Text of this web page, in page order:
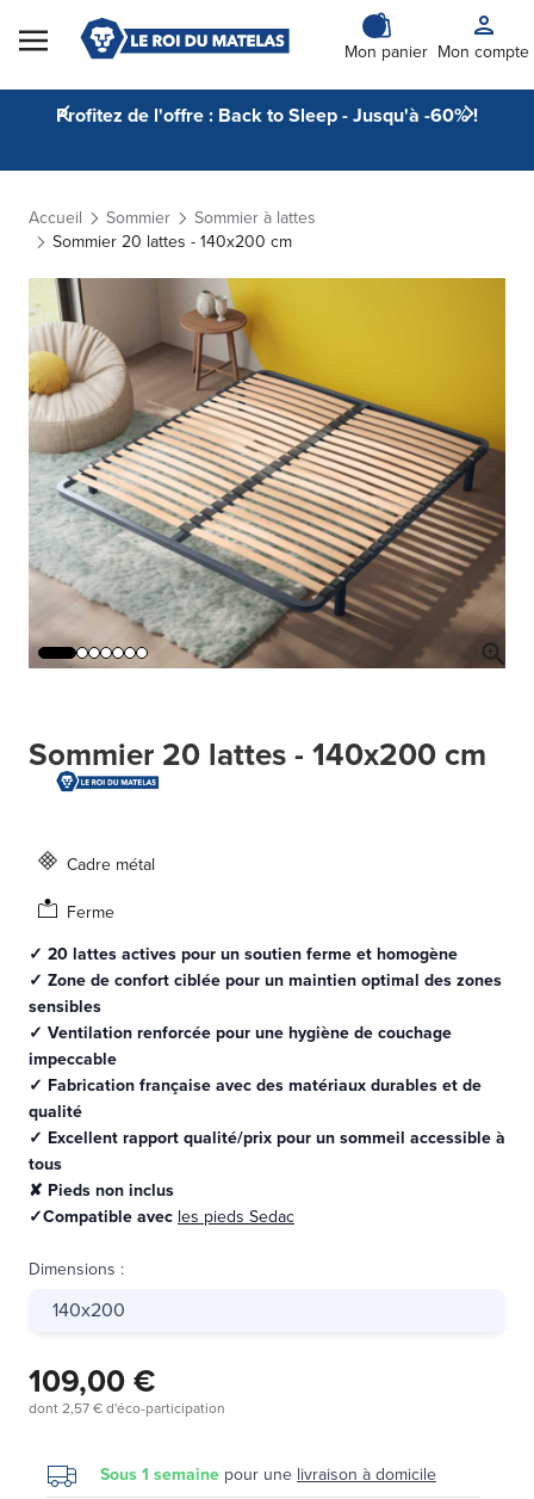
Skip to Content
Mon panier Mon compte
Profitez de l'offre : Back to Sleep - Jusqu'à -60% !
Accueil Sommier
Sommier à lattes
Sommier 20 lattes - 140x200 cm
Sommier 20 lattes - 140x200 cm
Cadre métal
Ferme
✓ 20 lattes actives pour un soutien ferme et homogène
✓ Zone de confort ciblée pour un maintien optimal des zones
sensibles
✓ Ventilation renforcée pour une hygiène de couchage
impeccable
✓ Fabrication française avec des matériaux durables et de
qualité
✓ Excellent rapport qualité/prix pour un sommeil accessible à
tous
✘ Pieds non inclus
✓Compatible avec les pieds Sedac
Dimensions :
140x200
109,00 €
dont2,57 €d'éco-participation
Sous 1 semaine pour une livraison à domicile